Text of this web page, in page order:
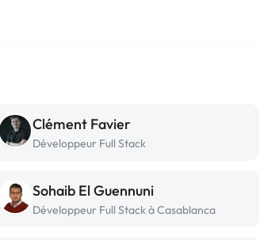
Clément Favier
Développeur Full Stack
Sohaib El Guennuni
Développeur Full Stack à Casablanca